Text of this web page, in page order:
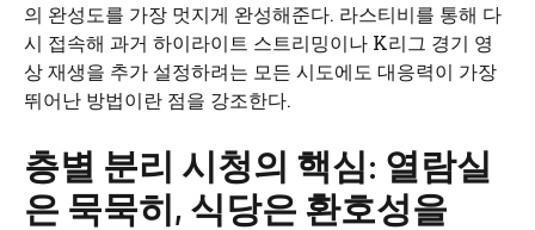
의 완성도를 가장 멋지게 완성해준다. 라스티비를 통해 다
시 접속해 과거 하이라이트 스트리밍이나 K리그 경기 영
상 재생을 추가 설정하려는 모든 시도에도 대응력이 가장
뛰어난 방법이란 점을 강조한다.
층별 분리 시청의 핵심: 열람실
은 묵묵히, 식당은 환호성을